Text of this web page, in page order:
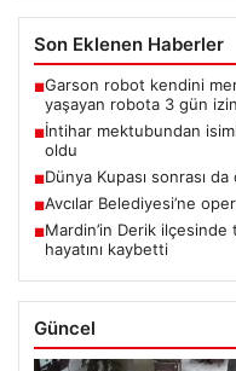
Son Eklenen Haberler
■Garson robot kendini
yaşayan robota 3 gün
■İntihar mektubundan
oldu
■Dünya Kupası sonrası
■Avcılar Belediyesi’ne
■Mardin’in Derik ilçesinde
hayatını kaybetti
Güncel